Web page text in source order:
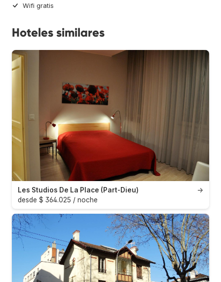
Wifi gratis
Hoteles similares
→
Les Studios De La Place (Part-Dieu)
desde $ 364.025 / noche